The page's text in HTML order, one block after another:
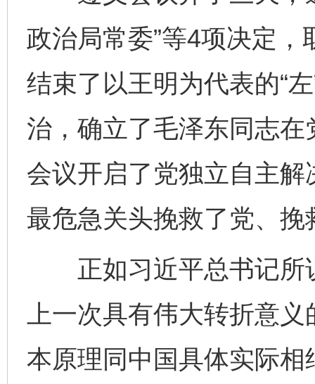
政治局常委”等4项决定
结束了以王明为代表的“
治，确立了毛泽东同志
会议开启了党独立自主
最危急关头挽救了党、
正如习近平总书记所
上一次具有伟大转折意
本原理同中国具体实际